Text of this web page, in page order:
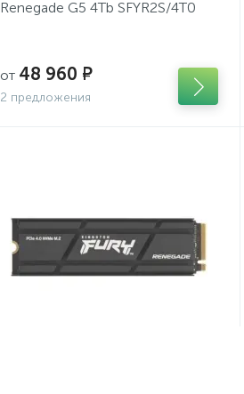
Renegade G5 4Tb SFYR2S/4T0
от 48 960 ₽
2 предложения